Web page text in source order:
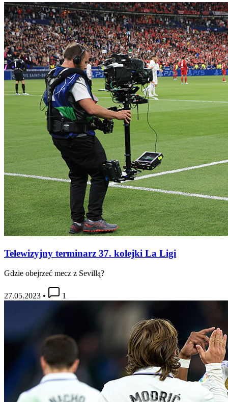
Telewizyjny terminarz 37. kolejki La Ligi
Gdzie obejrzeć mecz z Sevillą?
27.05.2023 • 1